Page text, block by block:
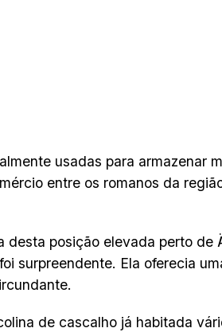
usadas para armazenar
entre os romanos da
desta posição elevada perto de
surpreendente. Ela oferecia
de cascalho já habitada